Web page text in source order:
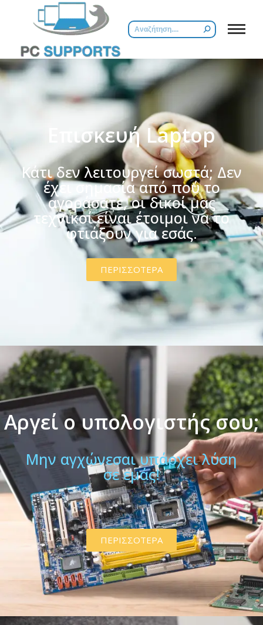
Επισκευή Laptop
Κάτι δεν λειτουργεί σωστά; Δεν
έχει σημασία από πού το
αγοράσατε, οι δικοί μας
τεχνικοί είναι έτοιμοι να το
φτιάξουν για εσάς.
ΠΕΡΙΣΣΟΤΕΡΑ
Αργεί ο υπολογιστής σου;
Μην αγχώνεσαι υπάρχει λύση
σε εμάς!
ΠΕΡΙΣΣΟΤΕΡΑ